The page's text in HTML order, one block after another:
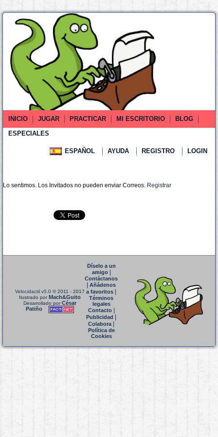
INICIO JUGAR PRACTICAR MI ESCRITORIO
BLOG
ESPECIALES
ESPAÑOL AYUDA REGISTRO LOGIN
Lo sentimos. Los Invitados no pueden enviar Correos. Registrar
Velocidactil v5.0 © 2011 - 2017
Ilustrado porMach&Guito
Desarrollado porCésar
Patiño
Díselo a un
amigo|
Contáctanos
Añádenos
a favoritos
Términos
legales
Contacto|
Publicidad
Colabora|
Política de
Cookies